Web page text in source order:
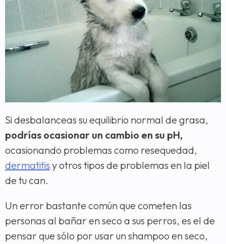
Si desbalanceas su equilibrio normal de grasa,
podrías ocasionar un cambio en su pH,
ocasionando problemas como resequedad,
dermatitis y otros tipos de problemas en la piel
de tu can.
Un error bastante común que cometen las
personas al bañar en seco a sus perros, es el de
pensar que sólo por usar un shampoo en seco,